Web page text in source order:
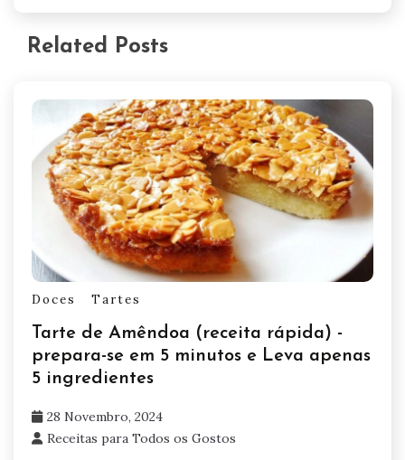
Related Posts
Doces Tartes
Tarte de Amêndoa (receita rápida) -
prepara-se em 5 minutos e Leva apenas
5 ingredientes
28 Novembro, 2024
Receitas para Todos os Gostos